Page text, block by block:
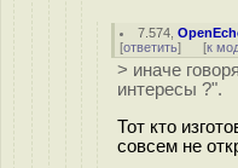
7.574 ,
[ответить] [к
> иначе
интересы ?".
Тот кто
совсем не